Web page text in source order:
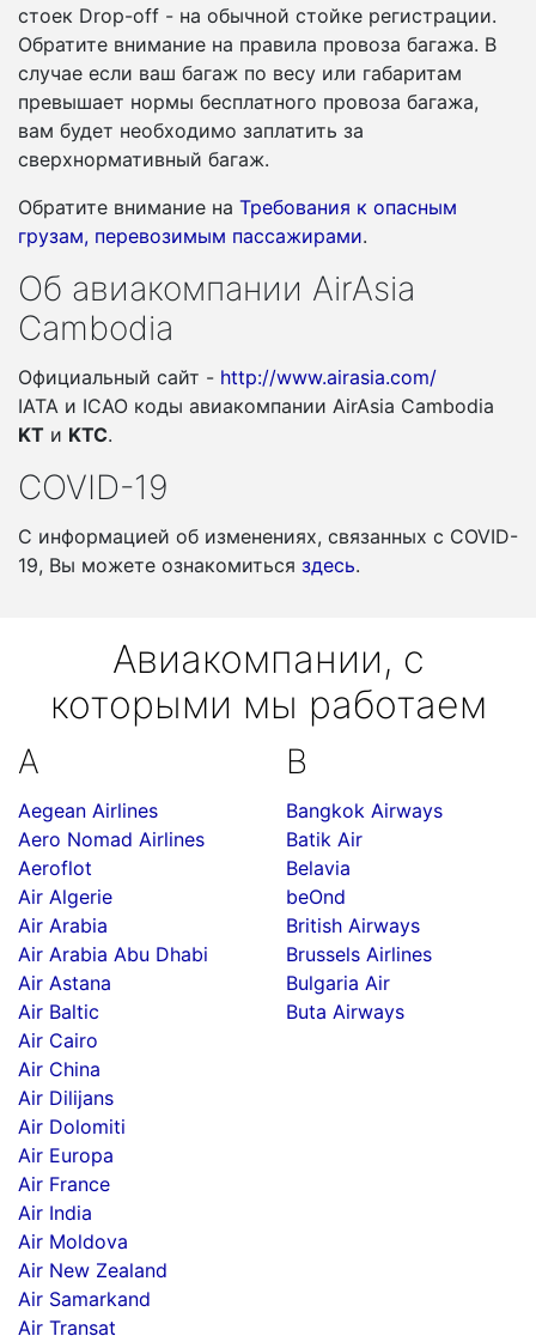
стоек Drop-off - на обычной стойке регистрации.
Обратите внимание на правила провоза багажа. В
случае если ваш багаж по весу или габаритам
превышает нормы бесплатного провоза багажа,
вам будет необходимо заплатить за
сверхнормативный багаж.
Обратите внимание на Требования к опасным
грузам, перевозимым пассажирами.
Об авиакомпании AirAsia
Cambodia
Официальный сайт - http://www.airasia.com/
IATA и ICAO коды авиакомпании AirAsia Cambodia
KT и KTC.
COVID-19
С информацией об изменениях, связанных c COVID-
19, Вы можете ознакомиться здесь.
Авиакомпании, с
которыми мы работаем
A
Aegean Airlines
Aero Nomad Airlines
Aeroflot
Air Algerie
Air Arabia
Air Arabia Abu Dhabi
Air Astana
Air Baltic
Air Cairo
Air China
Air Dilijans
Air Dolomiti
Air Europa
Air France
Air India
Air Moldova
Air New Zealand
Air Samarkand
Air Transat
B
Bangkok Airways
Batik Air
Belavia
beOnd
British Airways
Brussels Airlines
Bulgaria Air
Buta Airways